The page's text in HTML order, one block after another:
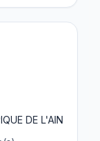
DE L'AIN